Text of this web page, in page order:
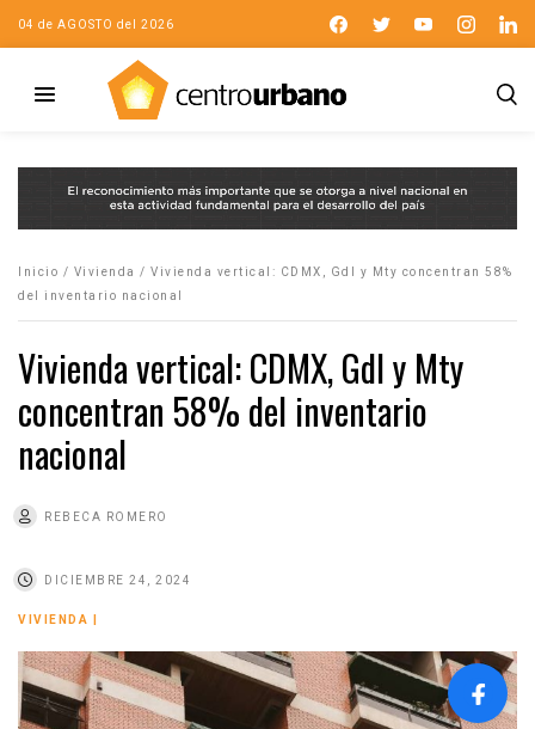
04 de AGOSTO del 2026
Inicio / Vivienda / Vivienda vertical: CDMX, Gdl y Mty concentran 58%
del inventario nacional
Vivienda vertical: CDMX, Gdl y Mty
concentran 58% del inventario
nacional
REBECA ROMERO
DICIEMBRE 24, 2024
VIVIENDA